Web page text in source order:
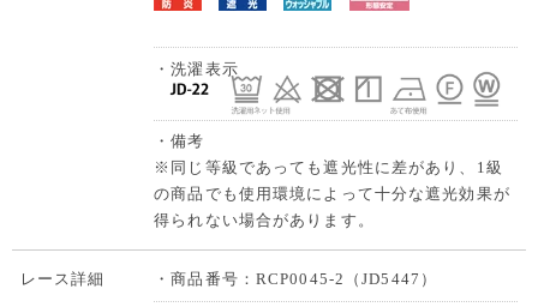
・洗濯表示
・備考
※同じ等級であっても遮光性に差があり、1級
の商品でも使用環境によって十分な遮光効果が
得られない場合があります。
レース詳細 ・商品番号：RCP0045-2（JD5447）